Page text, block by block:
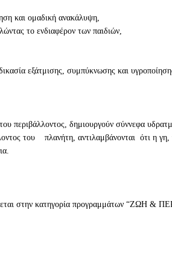
και ομαδική ανακάλυψη,
το ενδιαφέρον των παιδιών,
εξάτμισης, συμπύκνωσης και
περιβάλλοντος, δημιουργούν σύννεφα
του πλανήτη, αντιλαμβάνονται ότι η
στην κατηγορία προγραμμάτων “ΖΩΗ &